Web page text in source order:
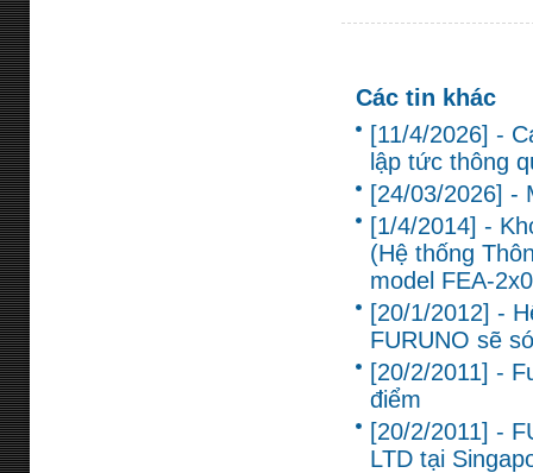
Các tin khác
[11/4/2026] -
lập tức thông
[24/03/2026] -
[1/4/2014] -
(Hệ thống
model FEA-
[20/1/2012] -
FURUNO sẽ
[20/2/2011] -
điểm
[20/2/2011] -
LTD tại